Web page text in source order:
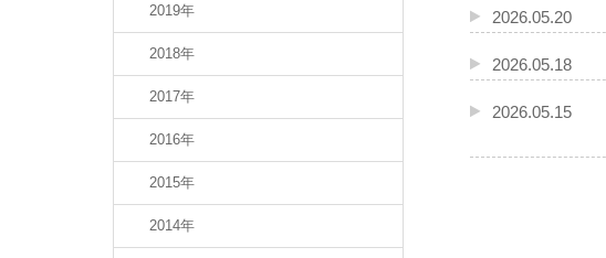
2019年
2018年
2017年
2016年
2015年
2014年
2026.05.20
2026.05.18
2026.05.15